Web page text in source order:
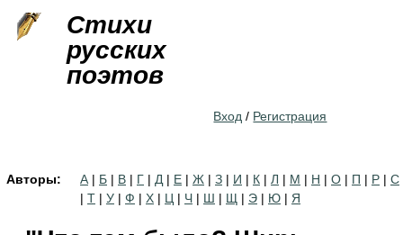
Стихи
русских
поэтов
Вход / Регистрация
Авторы: А | Б | В | Г | Д | Е | Ж | З | И | К | Л | М | Н | О | П | Р | С
| Т | У | Ф | Х | Ц | Ч | Ш | Щ | Э | Ю | Я